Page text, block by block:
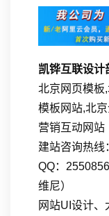
凯铧互联设计
北京网页模板
模板网站,北
营销互动网站
建站咨询热线
QQ：
维尼）
网站UI设计